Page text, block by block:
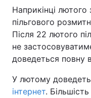
Наприкінці
пільгового
Після 22 лютого
не
доведеться повну
У лютому
інтернет.